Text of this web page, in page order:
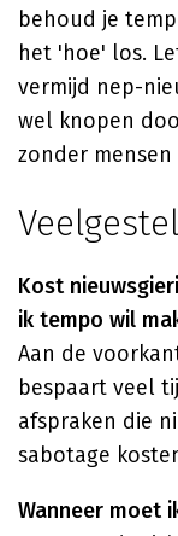
behoud je
het 'hoe' los.
vermijd nep-
wel knopen
zonder
Kost
ik tempo wil
Aan de
bespaart veel
afspraken die
sabotage
Wanneer moet